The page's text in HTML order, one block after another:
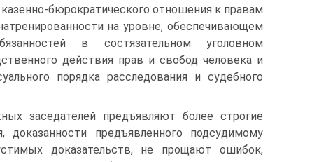
бюрократического отношения к правам
на уровне, обеспечивающем
в состязательном уголовном
действия прав и свобод человека и
порядка расследования и судебного
заседателей предъявляют более строгие
доказанности предъявленного подсудимому
доказательств, не прощают ошибок,